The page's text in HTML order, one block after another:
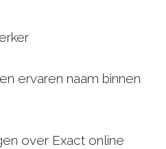
ervaren naam binnen
over Exact online